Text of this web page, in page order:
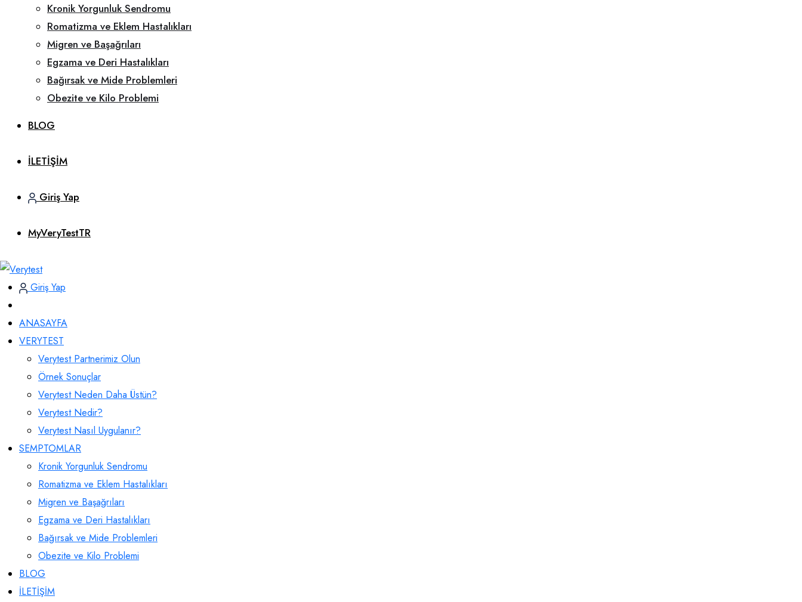
Kronik Yorgunluk Sendromu
Romatizma ve Eklem Hastalıkları
Migren ve Başağrıları
Egzama ve Deri Hastalıkları
Bağırsak ve Mide Problemleri
Obezite ve Kilo Problemi
BLOG
İLETİŞİM
Giriş Yap
MyVeryTestTR
Giriş Yap
ANASAYFA
VERYTEST
Verytest Partnerimiz Olun
Örnek Sonuçlar
Verytest Neden Daha Üstün?
Verytest Nedir?
Verytest Nasıl Uygulanır?
SEMPTOMLAR
Kronik Yorgunluk Sendromu
Romatizma ve Eklem Hastalıkları
Migren ve Başağrıları
Egzama ve Deri Hastalıkları
Bağırsak ve Mide Problemleri
Obezite ve Kilo Problemi
BLOG
İLETİŞİM